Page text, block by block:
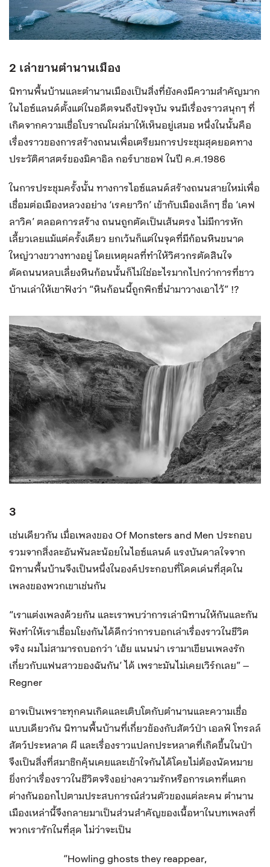
2 เล่าขานตำนานเมือง
นิทานพื้นบ้านและตำนานเมืองเป็นสิ่งที่ยังคงมีความสำคัญมาก
ในไอซ์แลนด์ตั้งแต่ในอดีตจนถึงปัจจุบัน จนมีเรื่องราวสนุกๆ ที่
เกิดจากความเชื่อโบราณโผล่มาให้เห็นอยู่เสมอ หนึ่งในนั้นคือ
เรื่องราวของการสร้างถนนเพื่อเตรียมการประชุมสุดยอดทาง
ประวัติศาสตร์ของมิคาอิล กอร์บาชอฟ ในปี ค.ศ.1986
ในการประชุมครั้งนั้น ทางการไอซ์แลนด์สร้างถนนสายใหม่เพื่อ
เชื่อมต่อเมืองหลวงอย่าง ‘เรคยาวิก’ เข้ากับเมืองเล็กๆ ชื่อ ‘เคฟ
ลาวิค’ ตลอดการสร้าง ถนนถูกตัดเป็นเส้นตรง ไม่มีการหัก
เลี้ยวเลยแม้แต่ครั้งเดียว ยกเว้นก็แต่ในจุดที่มีก้อนหินขนาด
ใหญ่วางขวางทางอยู่ โดยเหตุผลที่ทำให้วิศวกรตัดสินใจ
ตัดถนนหลบเลี่ยงหินก้อนนั้นก็ไม่ใช่อะไรมากไปกว่าการที่ชาว
บ้านเล่าให้เขาฟังว่า “หินก้อนนี้ถูกพิกซี่นำมาวางเอาไว้” !?
3
เช่นเดียวกัน เมื่อเพลงของ Of Monsters and Men ประกอบ
รวมจากสิ่งละอันพันละน้อยในไอซ์แลนด์ แรงบันดาลใจจาก
นิทานพื้นบ้านจึงเป็นหนึ่งในองค์ประกอบที่โดดเด่นที่สุดใน
เพลงของพวกเขาเช่นกัน
“เราแต่งเพลงด้วยกัน และเราพบว่าการเล่านิทานให้กันและกัน
ฟังทำให้เราเชื่อมโยงกันได้ดีกว่าการบอกเล่าเรื่องราวในชีวิต
จริง ผมไม่สามารถบอกว่า ‘เฮ้ย แนนน่า เรามาเขียนเพลงรัก
เกี่ยวกับแฟนสาวของฉันกัน’ ได้ เพราะมันไม่เคยเวิร์กเลย” –
Regner
อาจเป็นเพราะทุกคนเกิดและเติบโตกับตำนานและความเชื่อ
แบบเดียวกัน นิทานพื้นบ้านที่เกี่ยวข้องกับสัตว์ป่า เอลฟ์ โทรลล์
สัตว์ประหลาด ผี และเรื่องราวแปลกประหลาดที่เกิดขึ้นในป่า
จึงเป็นสิ่งที่สมาชิกคุ้นเคยและเข้าใจกันได้โดยไม่ต้องนัดหมาย
ยิ่งกว่าเรื่องราวในชีวิตจริงอย่างความรักหรือการเดทที่แตก
ต่างกันออกไปตามประสบการณ์ส่วนตัวของแต่ละคน ตำนาน
เมืองเหล่านี้จึงกลายมาเป็นส่วนสำคัญของเนื้อหาในบทเพลงที่
พวกเรารักในที่สุด ไม่ว่าจะเป็น
“Howling ghosts they reappear,